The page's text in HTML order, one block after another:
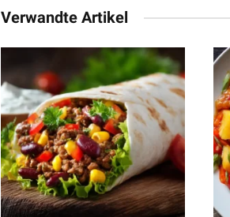
Verwandte Artikel